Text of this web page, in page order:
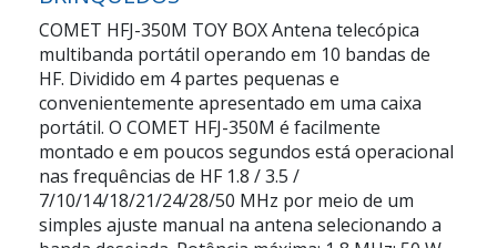
COMET HFJ-350M TOY BOX Antena telecópica
multibanda portátil operando em 10 bandas de
HF. Dividido em 4 partes pequenas e
convenientemente apresentado em uma caixa
portátil. O COMET HFJ-350M é facilmente
montado e em poucos segundos está operacional
nas frequências de HF 1.8 / 3.5 /
7/10/14/18/21/24/28/50 MHz por meio de um
simples ajuste manual na antena selecionando a